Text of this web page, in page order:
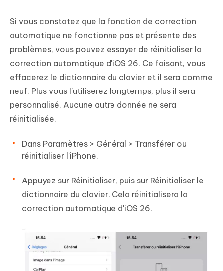
Si vous constatez que la fonction de correction
automatique ne fonctionne pas et présente des
problèmes, vous pouvez essayer de réinitialiser la
correction automatique d'iOS 26. Ce faisant, vous
effacerez le dictionnaire du clavier et il sera comme
neuf. Plus vous l'utiliserez longtemps, plus il sera
personnalisé. Aucune autre donnée ne sera
réinitialisée.
Dans Paramètres > Général > Transférer ou
réinitialiser l'iPhone.
Appuyez sur Réinitialiser, puis sur Réinitialiser le
dictionnaire du clavier. Cela réinitialisera la
correction automatique d'iOS 26.